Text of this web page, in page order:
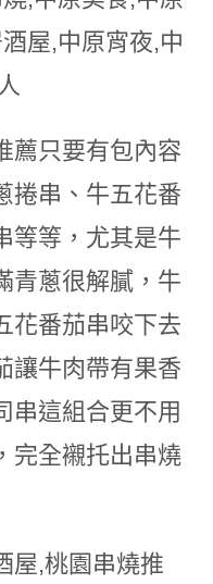
薦只要有包內容
捲串、牛五花番
等等，尤其是牛
青蔥很解膩，牛
花番茄串咬下去
讓牛肉帶有果香
串這組合更不用
完全襯托出串燒